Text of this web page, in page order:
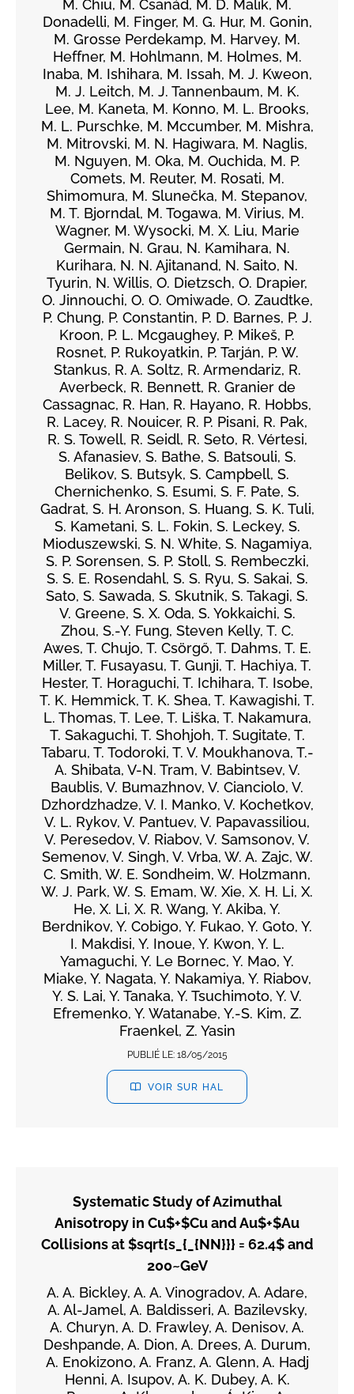
M. Chiu, M. Csanád, M. D. Malik, M.
Donadelli, M. Finger, M. G. Hur, M. Gonin,
M. Grosse Perdekamp, M. Harvey, M.
Heffner, M. Hohlmann, M. Holmes, M.
Inaba, M. Ishihara, M. Issah, M. J. Kweon,
M. J. Leitch, M. J. Tannenbaum, M. K.
Lee, M. Kaneta, M. Konno, M. L. Brooks,
M. L. Purschke, M. Mccumber, M. Mishra,
M. Mitrovski, M. N. Hagiwara, M. Naglis,
M. Nguyen, M. Oka, M. Ouchida, M. P.
Comets, M. Reuter, M. Rosati, M.
Shimomura, M. Slunečka, M. Stepanov,
M. T. Bjorndal, M. Togawa, M. Virius, M.
Wagner, M. Wysocki, M. X. Liu, Marie
Germain, N. Grau, N. Kamihara, N.
Kurihara, N. N. Ajitanand, N. Saito, N.
Tyurin, N. Willis, O. Dietzsch, O. Drapier,
O. Jinnouchi, O. O. Omiwade, O. Zaudtke,
P. Chung, P. Constantin, P. D. Barnes, P. J.
Kroon, P. L. Mcgaughey, P. Mikeš, P.
Rosnet, P. Rukoyatkin, P. Tarján, P. W.
Stankus, R. A. Soltz, R. Armendariz, R.
Averbeck, R. Bennett, R. Granier de
Cassagnac, R. Han, R. Hayano, R. Hobbs,
R. Lacey, R. Nouicer, R. P. Pisani, R. Pak,
R. S. Towell, R. Seidl, R. Seto, R. Vértesi,
S. Afanasiev, S. Bathe, S. Batsouli, S.
Belikov, S. Butsyk, S. Campbell, S.
Chernichenko, S. Esumi, S. F. Pate, S.
Gadrat, S. H. Aronson, S. Huang, S. K. Tuli,
S. Kametani, S. L. Fokin, S. Leckey, S.
Mioduszewski, S. N. White, S. Nagamiya,
S. P. Sorensen, S. P. Stoll, S. Rembeczki,
S. S. E. Rosendahl, S. S. Ryu, S. Sakai, S.
Sato, S. Sawada, S. Skutnik, S. Takagi, S.
V. Greene, S. X. Oda, S. Yokkaichi, S.
Zhou, S.-Y. Fung, Steven Kelly, T. C.
Awes, T. Chujo, T. Csörgő, T. Dahms, T. E.
Miller, T. Fusayasu, T. Gunji, T. Hachiya, T.
Hester, T. Horaguchi, T. Ichihara, T. Isobe,
T. K. Hemmick, T. K. Shea, T. Kawagishi, T.
L. Thomas, T. Lee, T. Liška, T. Nakamura,
T. Sakaguchi, T. Shohjoh, T. Sugitate, T.
Tabaru, T. Todoroki, T. V. Moukhanova, T.-
A. Shibata, V-N. Tram, V. Babintsev, V.
Baublis, V. Bumazhnov, V. Cianciolo, V.
Dzhordzhadze, V. I. Manko, V. Kochetkov,
V. L. Rykov, V. Pantuev, V. Papavassiliou,
V. Peresedov, V. Riabov, V. Samsonov, V.
Semenov, V. Singh, V. Vrba, W. A. Zajc, W.
C. Smith, W. E. Sondheim, W. Holzmann,
W. J. Park, W. S. Emam, W. Xie, X. H. Li, X.
He, X. Li, X. R. Wang, Y. Akiba, Y.
Berdnikov, Y. Cobigo, Y. Fukao, Y. Goto, Y.
I. Makdisi, Y. Inoue, Y. Kwon, Y. L.
Yamaguchi, Y. Le Bornec, Y. Mao, Y.
Miake, Y. Nagata, Y. Nakamiya, Y. Riabov,
Y. S. Lai, Y. Tanaka, Y. Tsuchimoto, Y. V.
Efremenko, Y. Watanabe, Y.-S. Kim, Z.
Fraenkel, Z. Yasin
PUBLIÉ LE: 18/05/2015
VOIR SUR HAL
Systematic Study of Azimuthal
Anisotropy in Cu$+$Cu and Au$+$Au
Collisions at $sqrt{s_{_{NN}}} = 62.4$ and
200~GeV
A. A. Bickley, A. A. Vinogradov, A. Adare,
A. Al-Jamel, A. Baldisseri, A. Bazilevsky,
A. Churyn, A. D. Frawley, A. Denisov, A.
Deshpande, A. Dion, A. Drees, A. Durum,
A. Enokizono, A. Franz, A. Glenn, A. Hadj
Henni, A. Isupov, A. K. Dubey, A. K.